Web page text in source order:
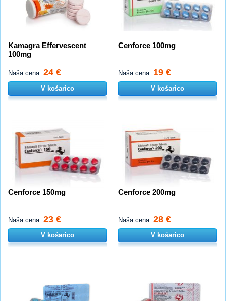
Kamagra Effervescent
100mg
Naša cena: 24 €
V košarico
Cenforce 100mg
Naša cena: 19 €
V košarico
Cenforce 150mg
Naša cena: 23 €
V košarico
Cenforce 200mg
Naša cena: 28 €
V košarico